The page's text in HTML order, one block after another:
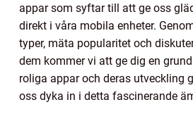
appar som syftar till att ge oss
direkt i våra mobila enheter.
typer, mäta popularitet och
dem kommer vi att ge dig en
roliga appar och deras utveckling
oss dyka in i detta fascinerande